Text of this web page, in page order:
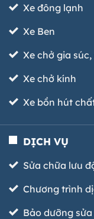
Xe đông lạnh
Xe Ben
Xe chở gia
Xe chở kính
Xe bồn hút
DỊCH VỤ
Sửa chữa lưu
Chương trình
Bảo dưỡng